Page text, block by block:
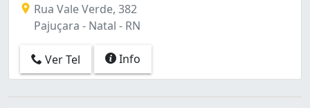
Rua Vale Verde, 382
Pajuçara - Natal - RN
Ver Tel Info